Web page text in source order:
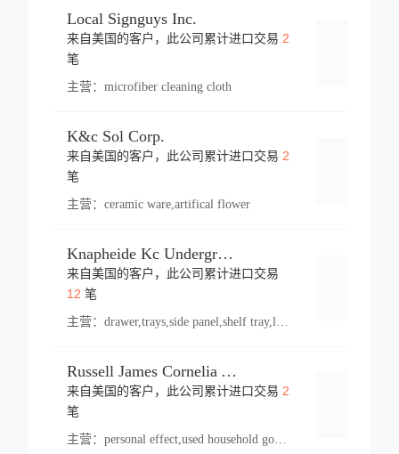
Local Signguys Inc.
来自美国的客户，此公司累计进口交易 2
笔
主营： microfiber cleaning cloth
K&c Sol Corp.
来自美国的客户，此公司累计进口交易 2
笔
主营： ceramic ware,artifical flower
Knapheide Kc Underground
来自美国的客户，此公司累计进口交易
12 笔
主营：
Russell James Cornelia Arlington Va
来自美国的客户，此公司累计进口交易 2
笔
主营： personal effect,used household goods